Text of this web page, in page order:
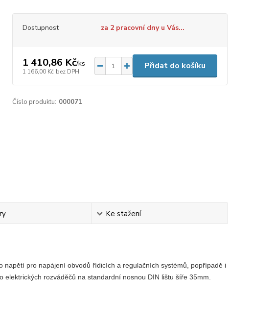
Dostupnost za 2 pracovní dny u Vás...
1 410,86 Kč/ks
1 166,00 Kč bez DPH
Přidat do košíku
Číslo produktu: 000071
Ke stažení
napětí pro napájení obvodů řídicích a regulačních systémů, popřípadě i
rozváděčů na standardní nosnou DIN lištu šíře 35mm.